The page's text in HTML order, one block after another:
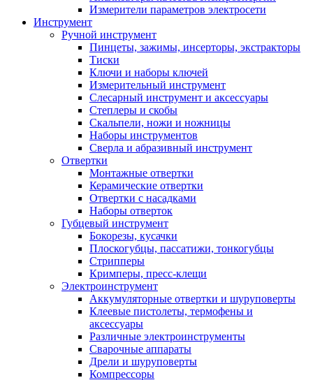
Измерители параметров электросети
Инструмент
Ручной инструмент
Пинцеты, зажимы, инсерторы, экстракторы
Тиски
Ключи и наборы ключей
Измерительный инструмент
Слесарный инструмент и аксессуары
Степлеры и скобы
Скальпели, ножи и ножницы
Наборы инструментов
Сверла и абразивный инструмент
Отвертки
Монтажные отвертки
Керамические отвертки
Отвертки с насадками
Наборы отверток
Губцевый инструмент
Бокорезы, кусачки
Плоскогубцы, пассатижи, тонкогубцы
Стрипперы
Кримперы, пресс-клещи
Электроинструмент
Аккумуляторные отвертки и шуруповерты
Клеевые пистолеты, термофены и
аксессуары
Различные электроинструменты
Сварочные аппараты
Дрели и шуруповерты
Компрессоры